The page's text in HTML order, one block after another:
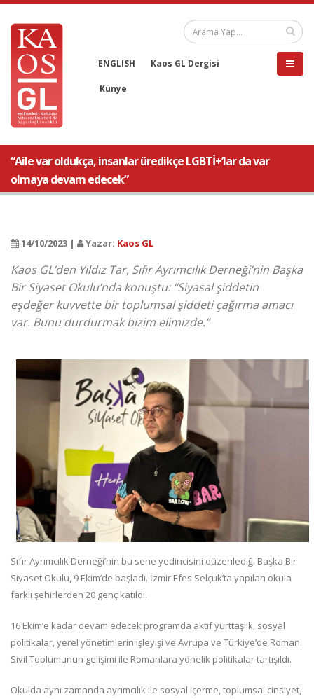
ENGLISH Kaos GL Dergisi
Künye
“Aile var oldukça, insanlar üredikçe LGBTİ+’lar da var
olmaya devam edecek”
14/10/2023 | Yazar: Kaos GL
Kaos GL’den Yıldız Tar, Sıfır Ayrımcılık Derneği’nin Başka
Bir Siyaset Okulu’nda konuştu: “Siyasal şiddetin
eşdeğer kuvvette bir toplumsal şiddeti çağırma amacı
var. Bunu durdurmak bizim elimizde.”
Sıfır Ayrımcılık Derneği’nin bu sene yedincisini düzenlediği Başka Bir
Siyaset Okulu, 9 Ekim’de başladı. İzmir Efes Selçuk’ta yapılan okula
farklı şehirlerden 20 genç katıldı.
16 Ekim’e kadar devam edecek programda aktif yurttaşlık, sosyal
politikalar, yerel yönetimlerin işleyişi ve Avrupa ve Türkiye’de Roman
Sivil Toplumunun gelişimi ile Romanlara yönelik politikalar tartışıldı.
Okulda aynı zamanda ayrımcılık ile sosyal içerme, toplumsal cinsiyet,